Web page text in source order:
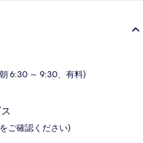
6:30 ～ 9:30、有料)
ご確認ください)